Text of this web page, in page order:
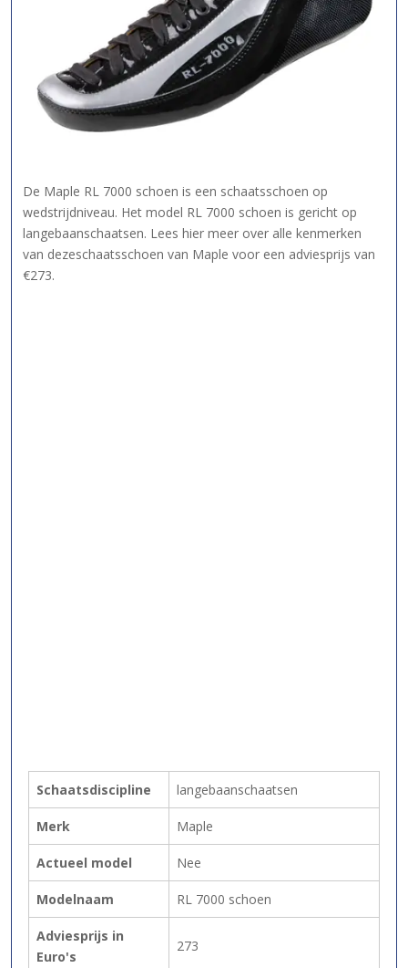
De Maple RL 7000 schoen is een schaatsschoen op
wedstrijdniveau. Het model RL 7000 schoen is gericht op
langebaanschaatsen. Lees hier meer over alle kenmerken
van dezeschaatsschoen van Maple voor een adviesprijs van
€273.
Schaatsdiscipline langebaanschaatsen
Merk Maple
Actueel model Nee
Modelnaam RL 7000 schoen
Adviesprijs in
Euro's
273